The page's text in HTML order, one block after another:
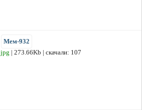
Мем-932
jpg | 273.66Kb | скачали: 107